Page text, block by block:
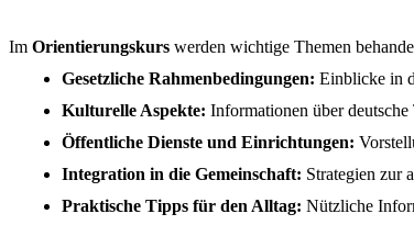
Im Orientierungskurs werden wichtige Themen
Gesetzliche Rahmenbedingungen: Einblicke in
Kulturelle Aspekte: Informationen über
Öffentliche Dienste und Einrichtungen:
Integration in die Gemeinschaft: Strategien zur
Praktische Tipps für den Alltag: Nützliche